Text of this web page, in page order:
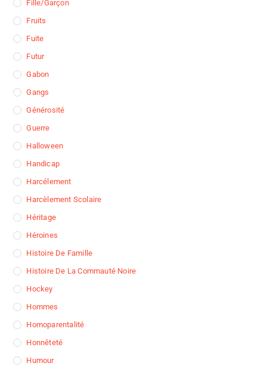
Fille/garçon
Fruits
Fuite
Futur
Gabon
Gangs
Générosité
Guerre
Halloween
Handicap
Harcélement
Harcèlement Scolaire
Héritage
Héroines
Histoire De Famille
Histoire De La Commauté Noire
Hockey
Hommes
Homoparentalité
Honnêteté
Humour